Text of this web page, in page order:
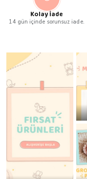
Kolay İade
14 gün içinde sorunsuz iade.